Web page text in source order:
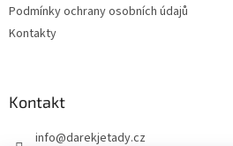
Podmínky ochrany osobních údajů
Kontakty
Kontakt
info@darekjetady.cz